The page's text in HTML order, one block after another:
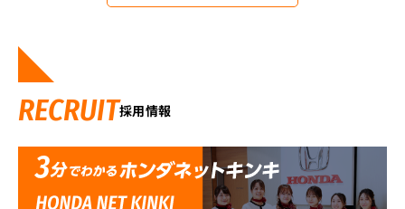
RECRUIT採用情報